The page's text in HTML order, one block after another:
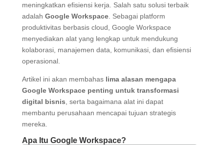
meningkatkan efisiensi kerja. Salah satu solusi terbaik
adalah Google Workspace. Sebagai platform
produktivitas berbasis cloud, Google Workspace
menyediakan alat yang lengkap untuk mendukung
kolaborasi, manajemen data, komunikasi, dan efisiensi
operasional.
Artikel ini akan membahas lima alasan mengapa
Google Workspace penting untuk transformasi
digital bisnis , serta bagaimana alat ini dapat
membantu perusahaan mencapai tujuan strategis
mereka.
Apa Itu Google Workspace?